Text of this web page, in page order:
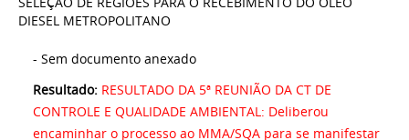
DIESEL METROPOLITANO
- Sem documento anexado
Resultado: RESULTADO DA 5ª REUNIÃO DA CT DE
CONTROLE E QUALIDADE AMBIENTAL: Deliberou
encaminhar o processo ao MMA/SQA para se manifestar